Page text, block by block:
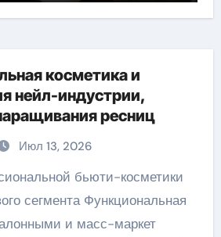
косметика и
нейл-индустрии,
ресниц
Июл 13, 2026
сегмента Функциональная
и масс-маркет